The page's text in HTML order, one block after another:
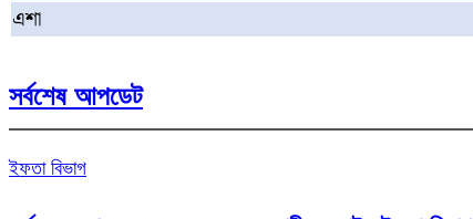
এশা
সর্বশেষ আপডেট
ইফতা বিভাগ